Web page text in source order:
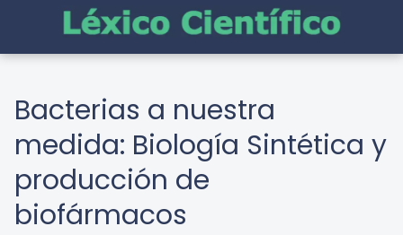
Bacterias a nuestra
medida: Biología Sintética y
producción de
biofármacos